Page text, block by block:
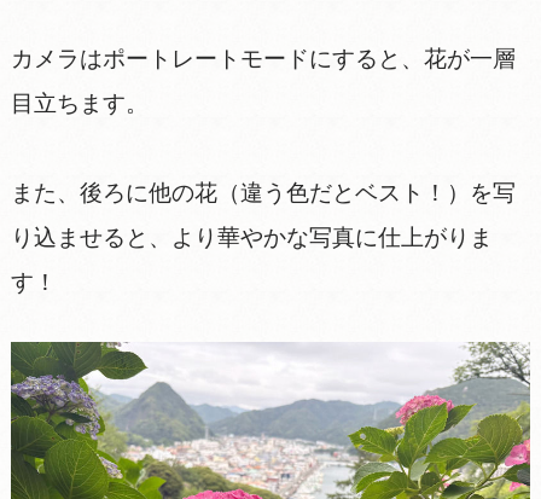
カメラはポートレートモードにすると、花が一層
目立ちます。
また、後ろに他の花（違う色だとベスト！）を写
り込ませると、より華やかな写真に仕上がりま
す！